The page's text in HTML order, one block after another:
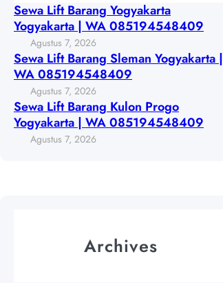
Sewa Lift Barang Yogyakarta
Yogyakarta | WA 085194548409
Agustus 7, 2026
Sewa Lift Barang Sleman Yogyakarta |
WA 085194548409
Agustus 7, 2026
Sewa Lift Barang Kulon Progo
Yogyakarta | WA 085194548409
Agustus 7, 2026
Archives